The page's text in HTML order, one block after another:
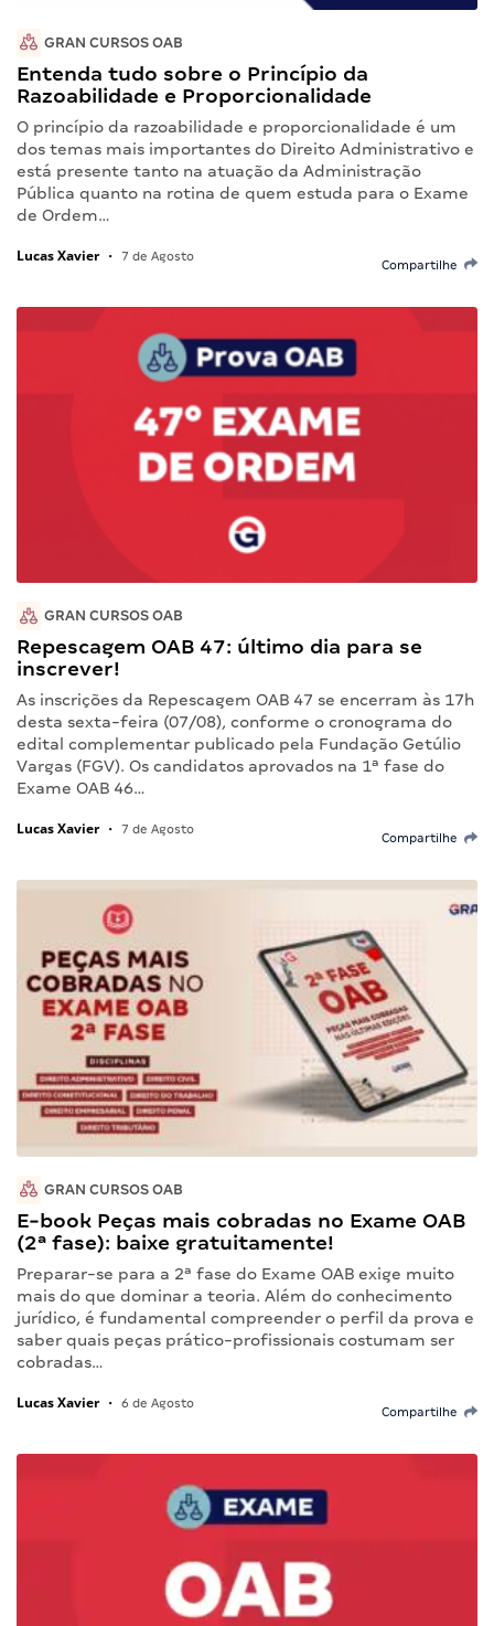
GRAN CURSOS OAB
Entenda tudo sobre o Princípio da
Razoabilidade e Proporcionalidade
O princípio da razoabilidade e proporcionalidade é um
dos temas mais importantes do Direito Administrativo e
está presente tanto na atuação da Administração
Pública quanto na rotina de quem estuda para o Exame
de Ordem…
Lucas Xavier • 7 de Agosto
Compartilhe
GRAN CURSOS OAB
Repescagem OAB 47: último dia para se
inscrever!
As inscrições da Repescagem OAB 47 se encerram às 17h
desta sexta-feira (07/08), conforme o cronograma do
edital complementar publicado pela Fundação Getúlio
Vargas (FGV). Os candidatos aprovados na 1ª fase do
Exame OAB 46…
Lucas Xavier • 7 de Agosto
Compartilhe
GRAN CURSOS OAB
E-book Peças mais cobradas no Exame OAB
(2ª fase): baixe gratuitamente!
Preparar-se para a 2ª fase do Exame OAB exige muito
mais do que dominar a teoria. Além do conhecimento
jurídico, é fundamental compreender o perfil da prova e
saber quais peças prático-profissionais costumam ser
cobradas…
Lucas Xavier • 6 de Agosto
Compartilhe